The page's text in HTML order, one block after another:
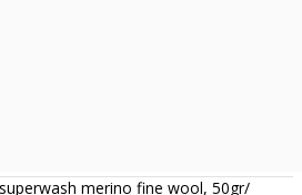
merino fine wool, 50gr/